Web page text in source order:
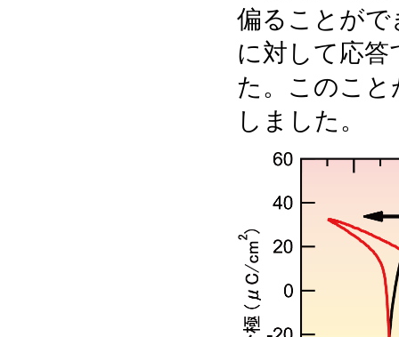
偏ることが
に対して応
た。このこと
しました。